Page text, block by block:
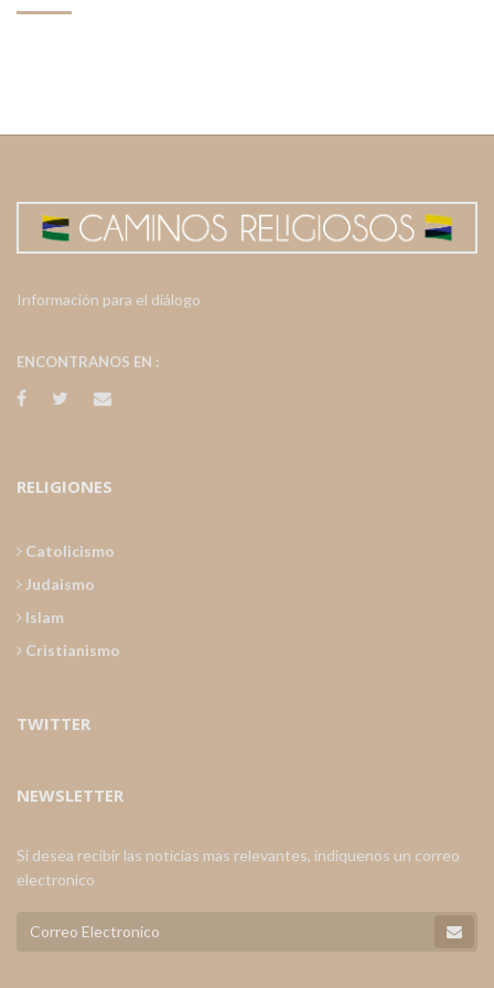
Información para el diálogo
ENCONTRANOS EN :
RELIGIONES
Catolicismo
Judaismo
Islam
Cristianismo
TWITTER
NEWSLETTER
Si desea recibir las noticias mas relevantes, indiquenos un correo
electronico